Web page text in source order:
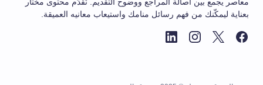
بعناية ليمكّنك من فهم رسائل منامك واستيعاب معانيه العميقة.